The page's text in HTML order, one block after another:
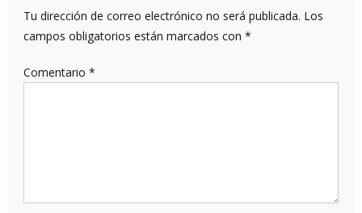
Tu dirección de correo electrónico no será publicada. Los
campos obligatorios están marcados con *
Comentario *